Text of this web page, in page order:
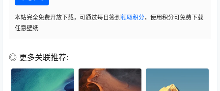
本站完全免费开放下载，可通过每日签到 领取积分，使用积分可免费下载
任意壁纸
◎ 更多关联推荐: